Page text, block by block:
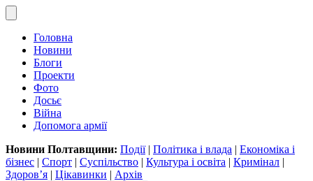
Головна
Новини
Блоги
Проекти
Фото
Досьє
Війна
Допомога армії
Новини Полтавщини: Події| Політика і влада | Економіка і
бізнес | Спорт | Суспільство | Культура і освіта | Кримінал |
Здоров’я | Цікавинки | Архів